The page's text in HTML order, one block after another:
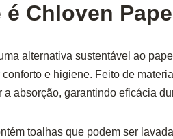
é Chloven
alternativa sustentável ao
e higiene. Feito de
a absorção, garantindo eficácia
toalhas que podem ser